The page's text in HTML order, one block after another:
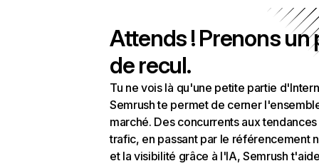
Attends ! Prenons un
de recul.
Tu ne vois là qu'une petite partie
Semrush te permet de cerner
marché. Des concurrents aux
trafic, en passant par le référencement
et la visibilité grâce à l'IA, Semrush